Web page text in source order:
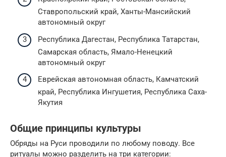
Ставропольский край, Ханты-Мансийский
автономный округ
Республика Дагестан, Республика Татарстан,
Самарская область, Ямало-Ненецкий
автономный округ
Еврейская автономная область, Камчатский
край, Республика Ингушетия, Республика Саха-
Якутия
Общие принципы культуры
Обряды на Руси проводили по любому поводу. Все
ритуалы можно разделить на три категории: